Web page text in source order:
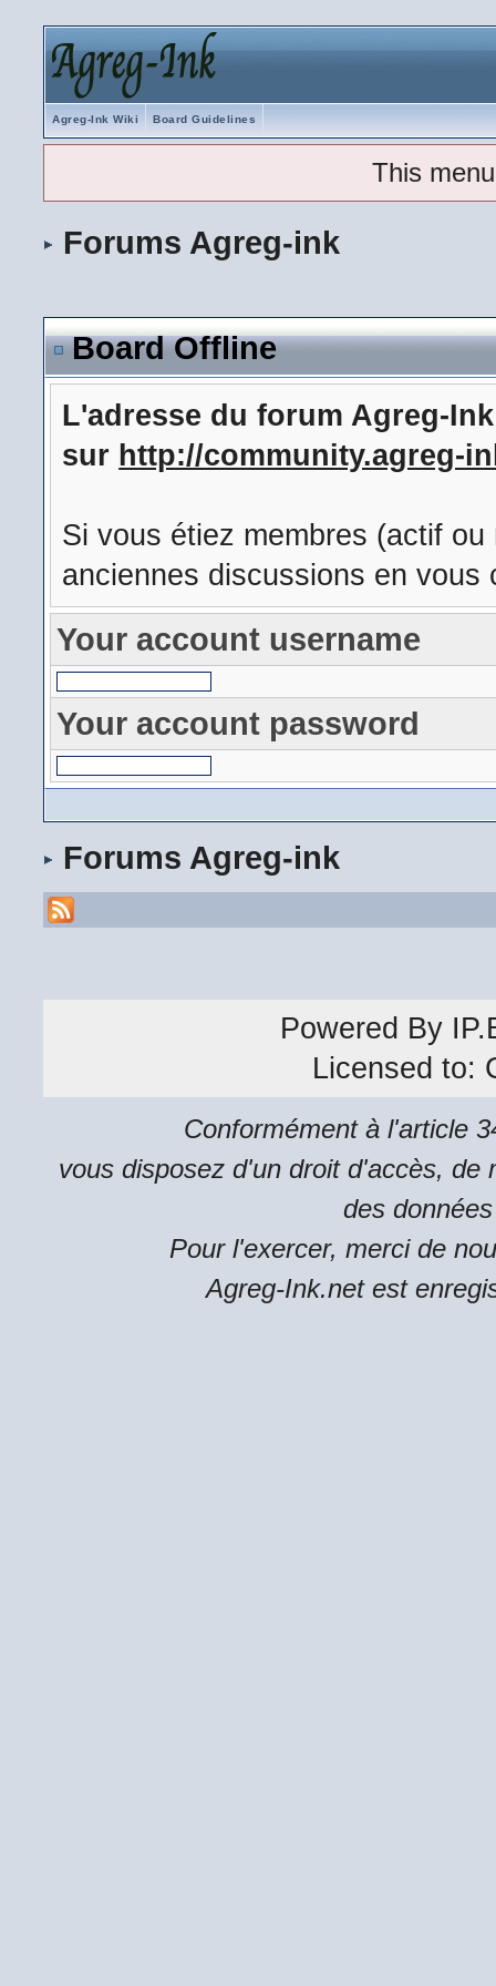
Agreg-Ink Wiki Board Guidelines
This
Forums Agreg-ink
Board Offline
L'adresse du forum Agreg-
sur http://community.agreg-
Si vous étiez membres (actif
anciennes discussions en
Your account username
Your account password
Forums Agreg-ink
Powered By
Licensed to:
Conformément à l'article
vous disposez d'un droit d'accès, de
des
Pour l'exercer, merci de
Agreg-Ink.net est